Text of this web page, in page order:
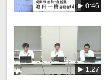
0:46
1:27